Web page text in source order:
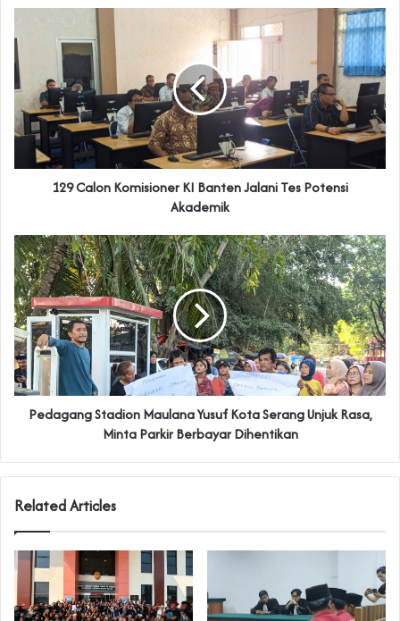
129 Calon Komisioner KI Banten Jalani Tes Potensi
Akademik
Pedagang Stadion Maulana Yusuf Kota Serang Unjuk Rasa,
Minta Parkir Berbayar Dihentikan
Related Articles